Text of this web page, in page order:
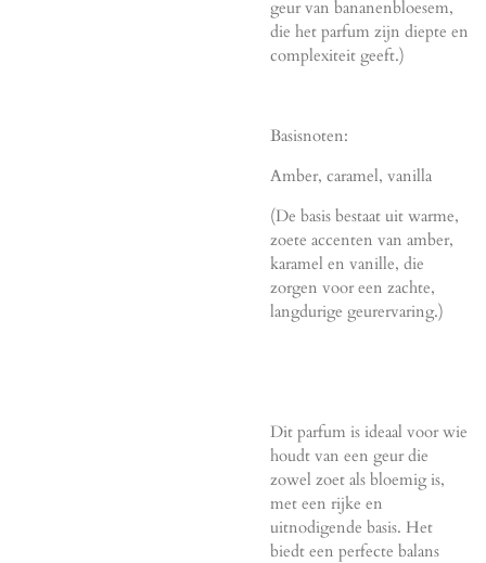
geur van bananenbloesem,
die het parfum zijn diepte en
complexiteit geeft.)
Basisnoten:
Amber, caramel, vanilla
(De basis bestaat uit warme,
zoete accenten van amber,
karamel en vanille, die
zorgen voor een zachte,
langdurige geurervaring.)
Dit parfum is ideaal voor wie
houdt van een geur die
zowel zoet als bloemig is,
met een rijke en
uitnodigende basis. Het
biedt een perfecte balans